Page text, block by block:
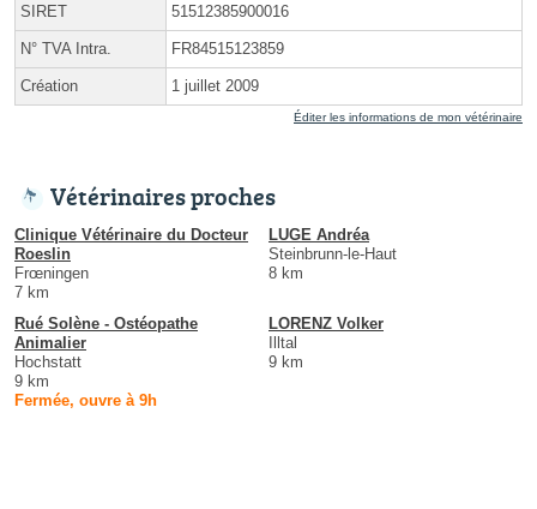
SIRET 51512385900016
N° TVA Intra. FR84515123859
Création 1 juillet 2009
Éditer les informations de mon vétérinaire
Vétérinaires proches
Clinique Vétérinaire du Docteur
Roeslin
Frœningen
7 km
LUGE Andréa
Steinbrunn-le-Haut
8 km
Rué Solène - Ostéopathe
Animalier
Hochstatt
9 km
Fermée, ouvre à 9h
LORENZ Volker
Illtal
9 km